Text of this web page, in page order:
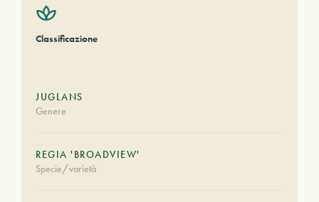
Classificazione
JUGLANS
Genere
REGIA 'BROADVIEW'
Specie/varietà